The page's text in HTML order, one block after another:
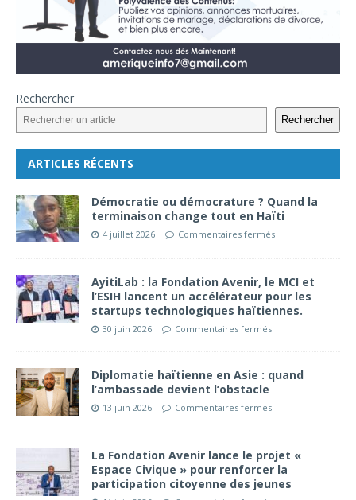
Rechercher
Rechercher
ARTICLES RÉCENTS
Démocratie ou démocrature ? Quand la
terminaison change tout en Haïti
4 juillet 2026 Commentaires fermés
AyitiLab : la Fondation Avenir, le MCI et
l’ESIH lancent un accélérateur pour les
startups technologiques haïtiennes.
30 juin 2026 Commentaires fermés
Diplomatie haïtienne en Asie : quand
l’ambassade devient l’obstacle
13 juin 2026 Commentaires fermés
La Fondation Avenir lance le projet «
Espace Civique » pour renforcer la
participation citoyenne des jeunes